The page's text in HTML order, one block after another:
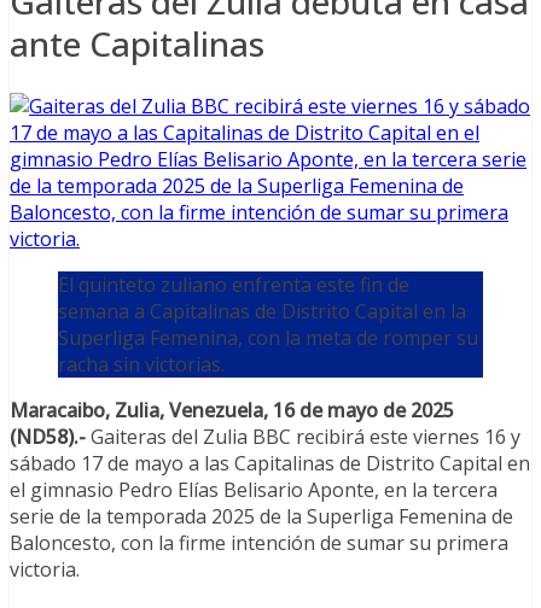
ante Capitalinas
El quinteto zuliano enfrenta este fin de
semana a Capitalinas de Distrito Capital en la
Superliga Femenina, con la meta de romper su
racha sin victorias.
Maracaibo, Zulia, Venezuela, 16 de mayo de 2025
(ND58).-Gaiteras del Zulia BBC recibirá este viernes 16 y
sábado 17 de mayo a las Capitalinas de Distrito Capital en
el gimnasio Pedro Elías Belisario Aponte, en la tercera
serie de la temporada 2025 de la Superliga Femenina de
Baloncesto, con la firme intención de sumar su primera
victoria.